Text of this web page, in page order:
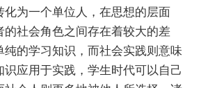
化为一个单位人，在思想的层面
的社会角色之间存在着较大的差
纯的学习知识，而社会实践则意味
应用于实践，学生时代可以自己